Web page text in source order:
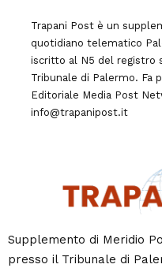
Trapani Post è un
quotidiano telematico
iscritto al N5 del registro
Tribunale di Palermo. Fa
Editoriale Media Post
info@trapanipost.it
Supplemento di Meridio
presso il Tribunale di